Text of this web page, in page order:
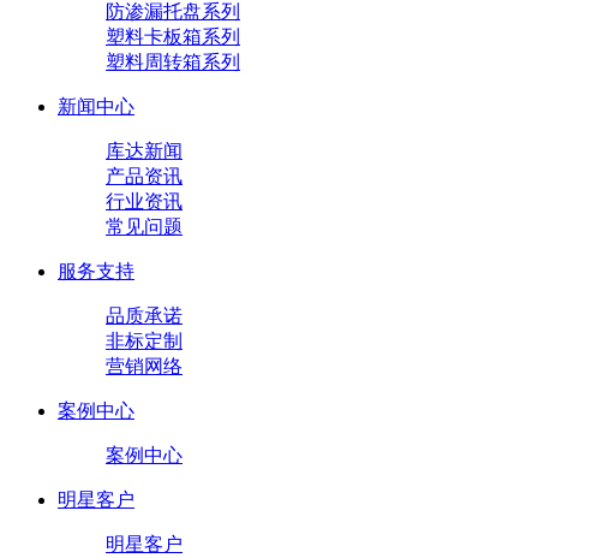
防渗漏托盘系列
塑料卡板箱系列
塑料周转箱系列
新闻中心
库达新闻
产品资讯
行业资讯
常见问题
服务支持
品质承诺
非标定制
营销网络
案例中心
案例中心
明星客户
明星客户